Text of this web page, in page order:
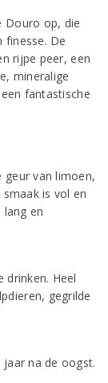
Douro op, die
finesse. De
rijpe peer, een
mineralige
fantastische
geur van limoen,
is vol en
en
Heel
gegrilde
na de oogst.